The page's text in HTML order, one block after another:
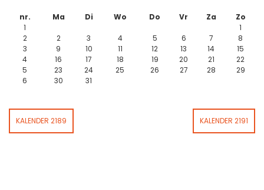
nr. Ma Di Wo Do Vr Za
Zo
1
1
2
2 3 4 5 6 7
8
3
9 10 11 12 13 14
15
4
16 17 18 19 20 21
22
5
23 24 25 26 27 28
29
6
30 31
KALENDER 2189 KALENDER 2191